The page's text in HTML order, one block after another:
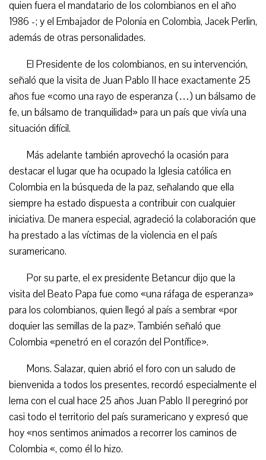
quien fuera el mandatario de los colombianos en el año
1986 -; y el Embajador de Polonia en Colombia, Jacek Perlin,
además de otras personalidades.
El Presidente de los colombianos, en su intervención,
señaló que la visita de Juan Pablo II hace exactamente 25
años fue «como una rayo de esperanza (…) un bálsamo de
fe, un bálsamo de tranquilidad» para un país que vivía una
situación difícil.
Más adelante también aprovechó la ocasión para
destacar el lugar que ha ocupado la Iglesia católica en
Colombia en la búsqueda de la paz, señalando que ella
siempre ha estado dispuesta a contribuir con cualquier
iniciativa. De manera especial, agradeció la colaboración que
ha prestado a las víctimas de la violencia en el país
suramericano.
Por su parte, el ex presidente Betancur dijo que la
visita del Beato Papa fue como «una ráfaga de esperanza»
para los colombianos, quien llegó al país a sembrar «por
doquier las semillas de la paz». También señaló que
Colombia «penetró en el corazón del Pontífice».
Mons. Salazar, quien abrió el foro con un saludo de
bienvenida a todos los presentes, recordó especialmente el
lema con el cual hace 25 años Juan Pablo II peregrinó por
casi todo el territorio del país suramericano y expresó que
hoy «nos sentimos animados a recorrer los caminos de
Colombia «, como él lo hizo.